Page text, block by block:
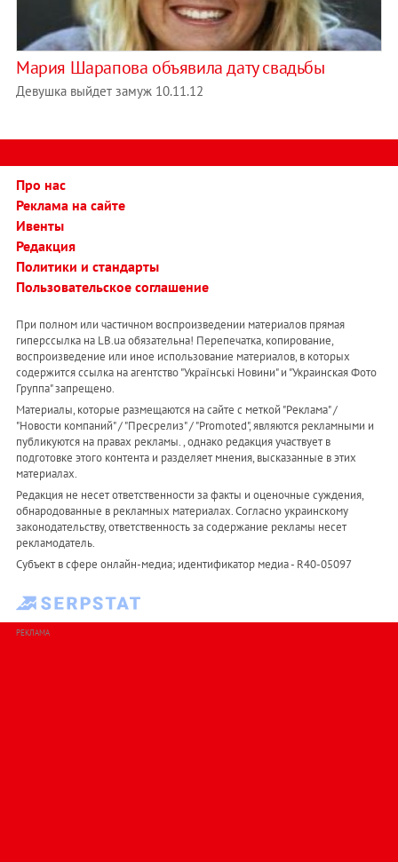
Мария Шарапова объявила дату свадьбы
Девушка выйдет замуж 10.11.12
Про нас
Реклама на сайте
Ивенты
Редакция
Политики и стандарты
Пользовательское соглашение
При полном или частичном воспроизведении материалов прямая
гиперссылка на LB.ua обязательна! Перепечатка, копирование,
воспроизведение или иное использование материалов, в которых
содержится ссылка на агентство "Українськi Новини" и "Украинская Фото
Группа" запрещено.
Материалы, которые размещаются на сайте с меткой "Реклама" /
"Новости компаний" / "Пресрелиз" / "Promoted", являются рекламными и
публикуются на правах рекламы. , однако редакция участвует в
подготовке этого контента и разделяет мнения, высказанные в этих
материалах.
Редакция не несет ответственности за факты и оценочные суждения,
обнародованные в рекламных материалах. Согласно украинскому
законодательству, ответственность за содержание рекламы несет
рекламодатель.
Субъект в сфере онлайн-медиа; идентификатор медиа - R40-05097
РЕКЛАМА